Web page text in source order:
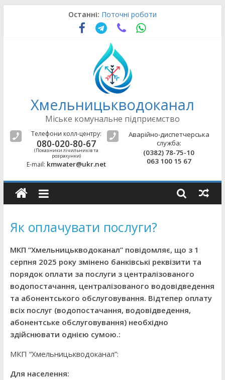
Останні: Поточні роботи
Поточні роботи
Поточні роботи
Поточні роботи
Поточні роботи
Хмельницькводоканал
Міське комунальне підприємство
Телефони колл-центру:
080-020-80-67
(Показники лічильників та
розрахунки)
E-mail: kmwater@ukr.net
Аварійно-диспетчерська
служба:
(0382) 78-75-10
063 100 15 67
Як оплачувати послуги?
МКП “Хмельницькводоканал” повідомляє, що з 1
серпня 2025 року змінено банківські реквізити та
порядок оплати за послуги з централізованого
водопостачання, централізованого водовідведення
та абонентського обслуговування. Відтепер оплату
всіх послуг (водопостачання, водовідведення,
абонентське обслуговування) необхідно
здійснювати однією сумою.:
МКП “Хмельницькводоканал”:
Для населення: